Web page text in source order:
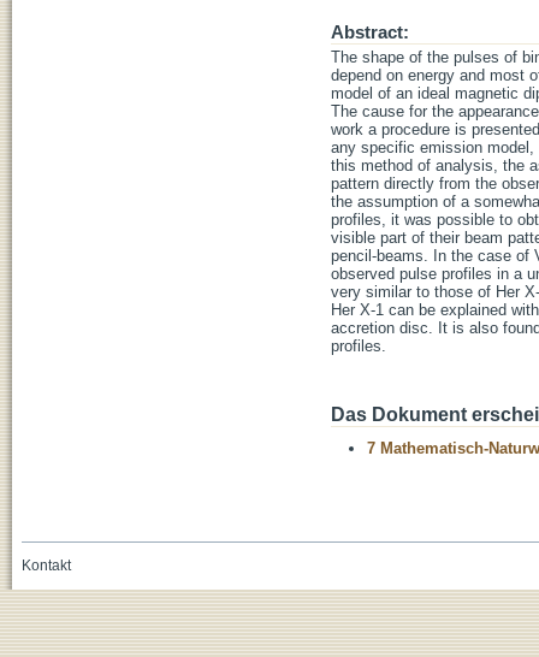
Abstract:
The shape of the pulses of
depend on energy and most
model of an ideal magnetic
The cause for the
work a procedure is
any specific emission
this method of analysis, the
pattern directly from the
the assumption of a
profiles, it was possible to
visible part of their beam
pencil-beams. In the case of
observed pulse profiles in a
very similar to those of Her
Her X-1 can be explained
accretion disc. It is also
profiles.
Das Dokument
7 Mathematisch-
Kontakt